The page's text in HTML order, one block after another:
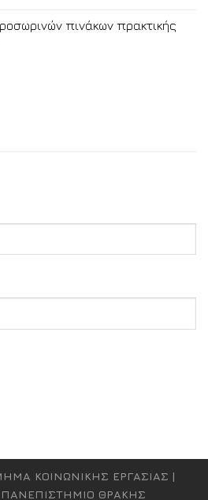
πινάκων πρακτικής
ΚΟΙΝΩΝΙΚΗΣ ΕΡΓΑΣΙΑΣ |
ΠΑΝΕΠΙΣΤΗΜΙΟ ΘΡΑΚΗΣ